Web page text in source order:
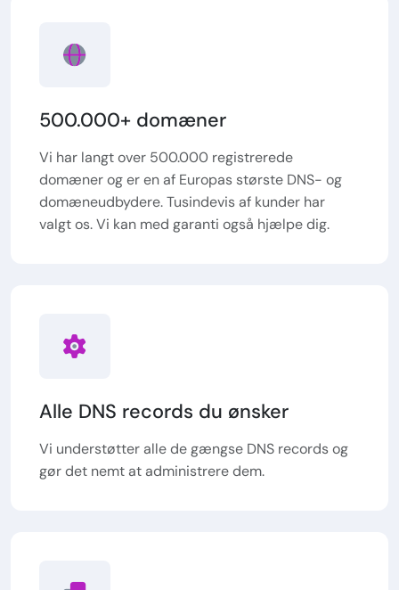
500.000+ domæner
Vi har langt over 500.000 registrerede
domæner og er en af Europas største DNS- og
domæneudbydere. Tusindevis af kunder har
valgt os. Vi kan med garanti også hjælpe dig.
Alle DNS records du ønsker
Vi understøtter alle de gængse DNS records og
gør det nemt at administrere dem.